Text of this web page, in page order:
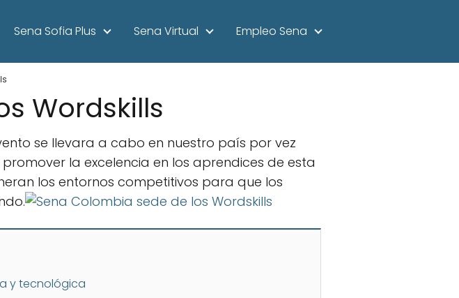
Sena Sofia Plus Sena Virtual Empleo Sena
Wordskills
se llevara a cabo en nuestro país por vez
la excelencia en los aprendices de esta
los entornos competitivos para que los
y tecnológica